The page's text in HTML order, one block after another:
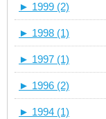
► 1999 (2)
► 1998 (1)
► 1997 (1)
► 1996 (2)
► 1994 (1)